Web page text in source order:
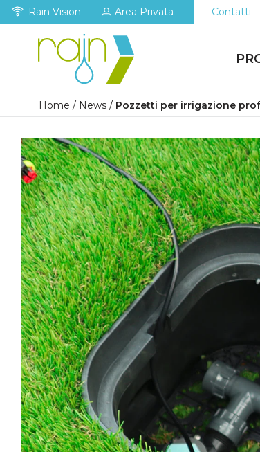
Rain Vision Area Privata Contatti
Home / News / Pozzetti per irrigazione